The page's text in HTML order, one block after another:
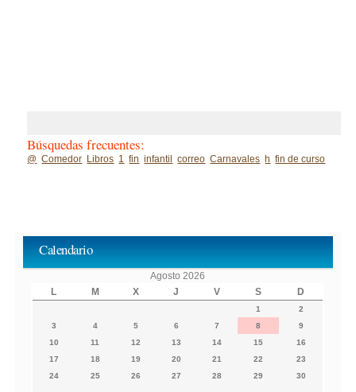
Búsquedas frecuentes:
@ Comedor Libros 1 fin infantil correo Carnavales h fin de curso
Calendario
Agosto 2026
L
M X J V S D
1
2
3
4 5 6 7 8
9
10
11 12 13 14 15
16
17
18 19 20 21 22
23
24
25 26 27 28 29 30